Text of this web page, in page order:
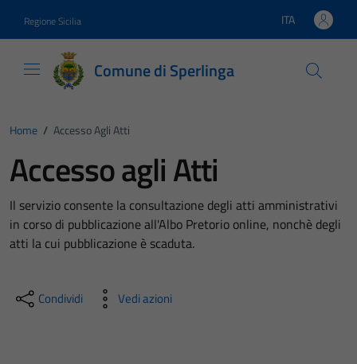
Regione Sicilia Lingua attiva:
ITA
Comune di Sperlinga
Home / Accesso Agli Atti
Accesso agli Atti
Il servizio consente la consultazione degli atti amministrativi
in corso di pubblicazione all'Albo Pretorio online, nonchè degli
atti la cui pubblicazione è scaduta.
Condividi Vedi azioni